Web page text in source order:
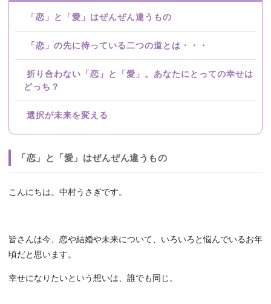
「恋」と「愛」はぜんぜん違うもの
「恋」の先に待っている二つの道とは・・・
折り合わない「恋」と「愛」。あなたにとっての幸せは
どっち？
選択が未来を変える
「恋」と「愛」はぜんぜん違うもの
こんにちは。中村うさぎです。
皆さんは今、恋や結婚や未来について、いろいろと悩んでいるお年
頃だと思います。
幸せになりたいという想いは、誰でも同じ。